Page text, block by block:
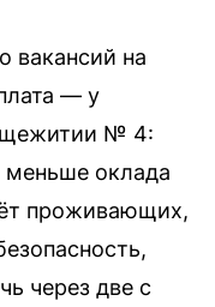
вакансий на
— у
№ 4:
меньше оклада
проживающих,
через две с